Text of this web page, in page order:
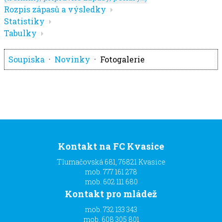
Rozpis zápasů a výsledky arrow_right
Statistiky arrow_right
Tabulky arrow_right
Soupiska · Novinky · Fotogalerie
Kontakt na FC Kvasice
Tlumačovská 681, 76821 Kvasice
mob. 777 161 278
mob. 602 111 680
Kontakt pro mládež
mob. 732 133 343
mob. 608 305 801